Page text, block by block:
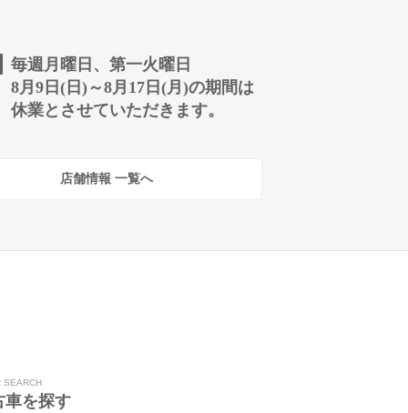
毎週月曜日、第一火曜日
8月9日(日)～8月17日(月)の期間は
休業とさせていただきます。
店舗情報 一覧へ
SEARCH
車を探す